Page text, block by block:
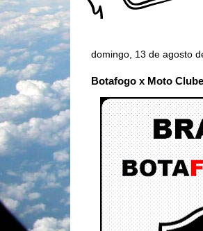
domingo, 13 de agosto
Botafogo x Moto Clube